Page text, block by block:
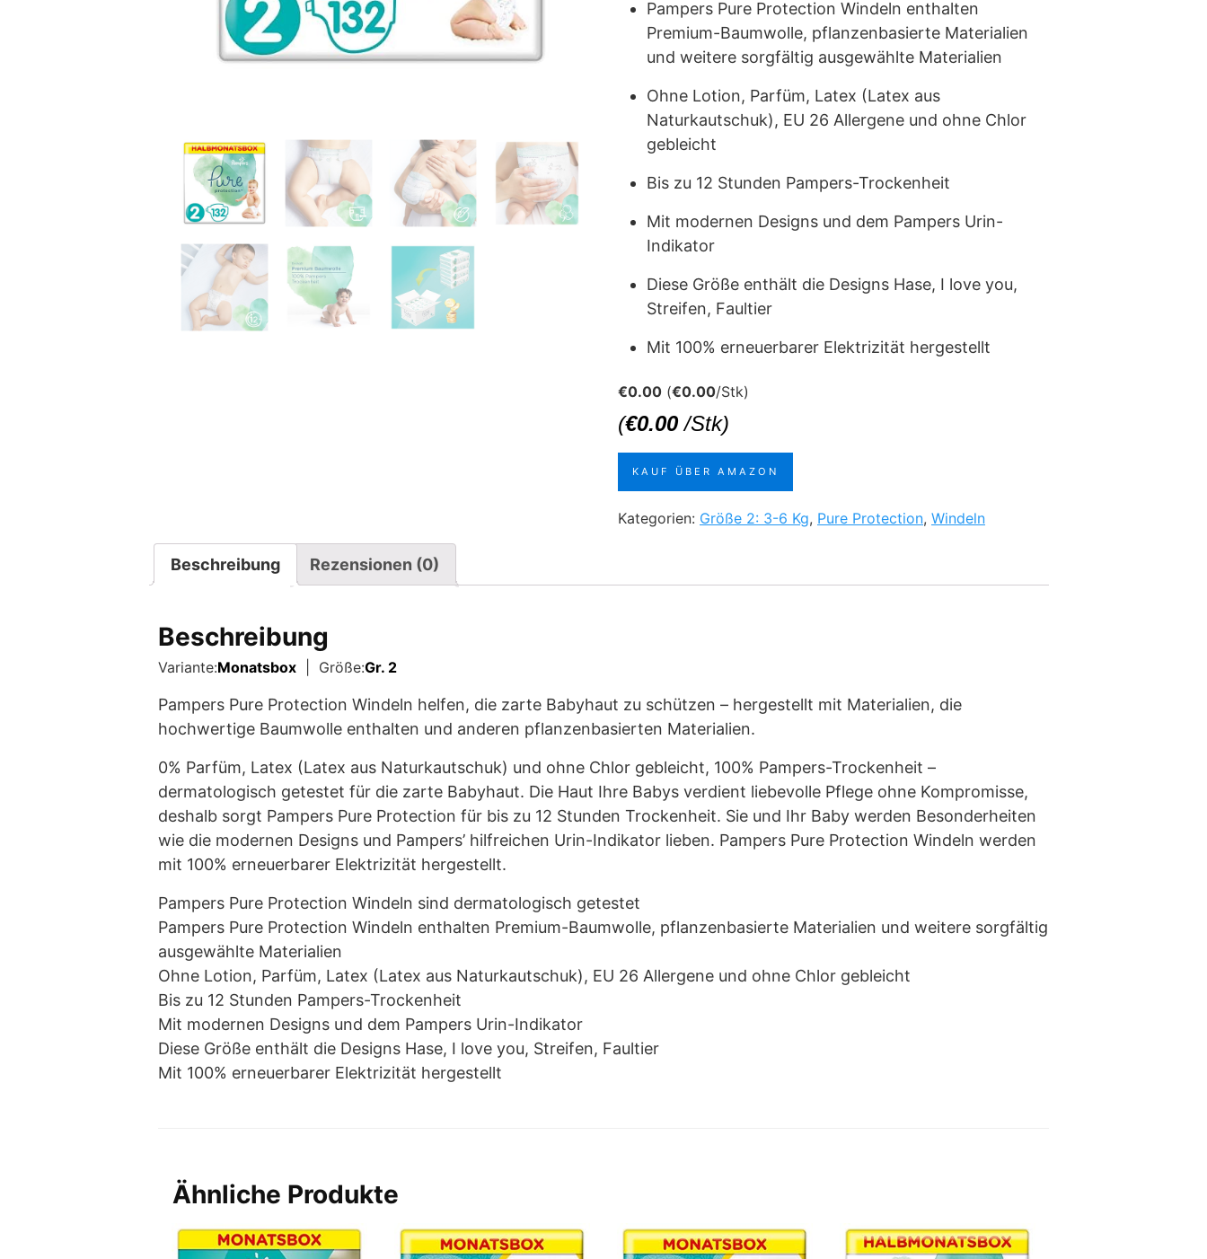
Pampers Pure Protection Windeln enthalten
Premium-Baumwolle, pflanzenbasierte Materialien
und weitere sorgfältig ausgewählte Materialien
Ohne Lotion, Parfüm, Latex (Latex aus
Naturkautschuk), EU 26 Allergene und ohne Chlor
gebleicht
Bis zu 12 Stunden Pampers-Trockenheit
Mit modernen Designs und dem Pampers Urin-
Indikator
Diese Größe enthält die Designs Hase, I love you,
Streifen, Faultier
Mit 100% erneuerbarer Elektrizität hergestellt
€0.00 (€0.00/Stk)
(€0.00 /Stk)
KAUF ÜBER AMAZON
Kategorien: Größe 2: 3-6 Kg, Pure Protection, Windeln
Beschreibung Rezensionen (0)
Beschreibung
Variante:Monatsbox | Größe:Gr. 2
Pampers Pure Protection Windeln helfen, die zarte Babyhaut zu schützen – hergestellt mit Materialien, die
hochwertige Baumwolle enthalten und anderen pflanzenbasierten Materialien.
0% Parfüm, Latex (Latex aus Naturkautschuk) und ohne Chlor gebleicht, 100% Pampers-Trockenheit –
dermatologisch getestet für die zarte Babyhaut. Die Haut Ihre Babys verdient liebevolle Pflege ohne Kompromisse,
deshalb sorgt Pampers Pure Protection für bis zu 12 Stunden Trockenheit. Sie und Ihr Baby werden Besonderheiten
wie die modernen Designs und Pampers’ hilfreichen Urin-Indikator lieben. Pampers Pure Protection Windeln werden
mit 100% erneuerbarer Elektrizität hergestellt.
Pampers Pure Protection Windeln sind dermatologisch getestet
Pampers Pure Protection Windeln enthalten Premium-Baumwolle, pflanzenbasierte Materialien und weitere sorgfältig
ausgewählte Materialien
Ohne Lotion, Parfüm, Latex (Latex aus Naturkautschuk), EU 26 Allergene und ohne Chlor gebleicht
Bis zu 12 Stunden Pampers-Trockenheit
Mit modernen Designs und dem Pampers Urin-Indikator
Diese Größe enthält die Designs Hase, I love you, Streifen, Faultier
Mit 100% erneuerbarer Elektrizität hergestellt
Ähnliche Produkte